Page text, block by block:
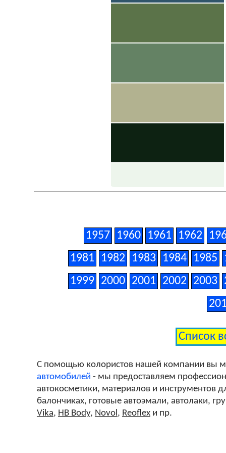
1957 1960 1961 1962
1981
1982 1983 1984 1985
1999 2000 2001 2002 2003
Список
С помощью колористов нашей компании вы
автомобилей - мы предоставляем
автокосметики, материалов и инструментов
балончиках, готовые автоэмали, автолаки,
Vika, HB Body, Novol, Reoflexи пр.